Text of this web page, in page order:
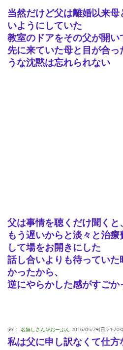
当然だけど父は離婚以来
いようにしていた
教室のドアをその父が開い
先に来ていた母と目が合
うな沈黙は忘れられない
父は事情を聴くだけ聞くと、
もう遅いからと淡々と治
して場をお開きにした
話し合いよりも待ってい
かったから、
逆にやらかした感がすごか
56 ： 名無しさん＠おーぷん 2016/05/29(日
私は父に申し訳なくて仕方